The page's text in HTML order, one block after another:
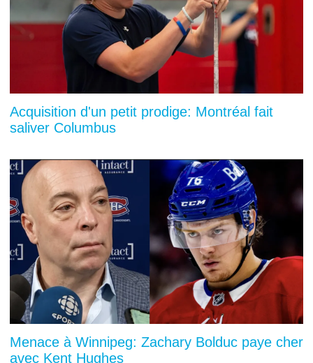
Acquisition d'un petit prodige: Montréal fait
saliver Columbus
Menace à Winnipeg: Zachary Bolduc paye cher
avec Kent Hughes